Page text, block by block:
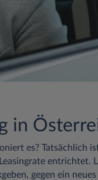
in
es? Tatsächlich
entrichtet.
gegen ein